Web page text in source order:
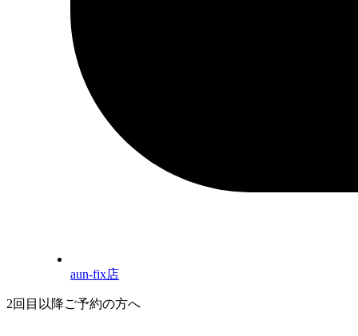
aun-fix店
2回目以降ご予約の方へ